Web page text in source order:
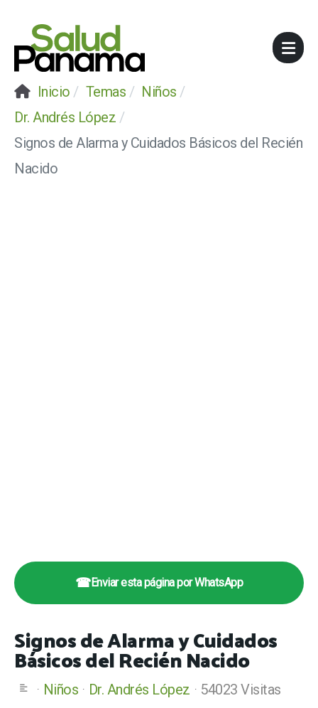
Inicio Temas
Niños
Dr. Andrés López
Signos de Alarma y Cuidados Básicos del Recién
Nacido
☎Enviar esta página por WhatsApp
Signos de Alarma y Cuidados
Básicos del Recién Nacido
Niños Dr. Andrés López 54023 Visitas